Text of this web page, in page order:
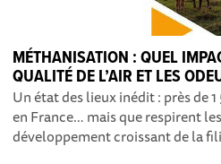
MÉTHANISATION : QUEL
QUALITÉ DE L’AIR ET LES
Un état des lieux inédit : près de
en France… mais que respirent
développement croissant de la